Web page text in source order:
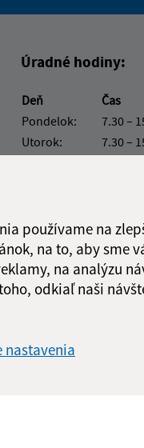
používame na
na to, aby sme
na analýzu
odkiaľ naši
nastavenia
Úradné hodiny:
Deň
Čas
Pondelok:
7.30 –
Utorok:
7.30 –